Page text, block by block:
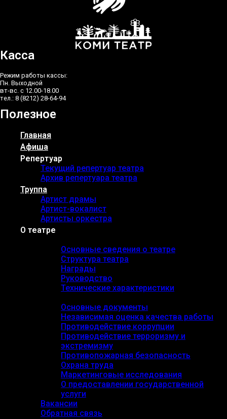
Касса
Режим работы кассы:
Пн. Выходной
вт-вс. с 12.00-18.00
тел.: 8 (8212) 28-64-94
Полезное
Главная
Афиша
Репертуар
Текущий репертуар театра
Архив репертуара театра
Труппа
Артист драмы
Артист-вокалист
Артисты оркестра
О театре
Основные сведения о театре
Структура театра
Награды
Руководство
Технические характеристики
Основные документы
Независимая оценка качества работы
Противодействие коррупции
Противодействие терроризму и
экстремизму
Противопожарная безопасность
Охрана труда
Маркетинговые исследования
О предоставлении государственной
услуги
Вакансии
Обратная связь